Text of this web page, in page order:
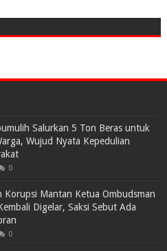
Salurkan 5 Ton Beras untuk
Wujud Nyata Kepedulian
0
Korupsi Mantan Ketua Ombudsman
Digelar, Saksi Sebut Ada
0